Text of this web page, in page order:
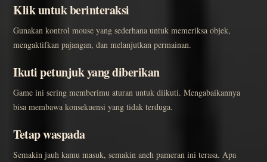
Klik untuk berinteraksi
Gunakan kontrol mouse yang sederhana untuk memeriksa objek,
mengaktifkan pajangan, dan melanjutkan permainan.
Ikuti petunjuk yang diberikan
Game ini sering memberimu aturan untuk diikuti. Mengabaikannya
bisa membawa konsekuensi yang tidak terduga.
Tetap waspada
Semakin jauh kamu masuk, semakin aneh pameran ini terasa. Apa